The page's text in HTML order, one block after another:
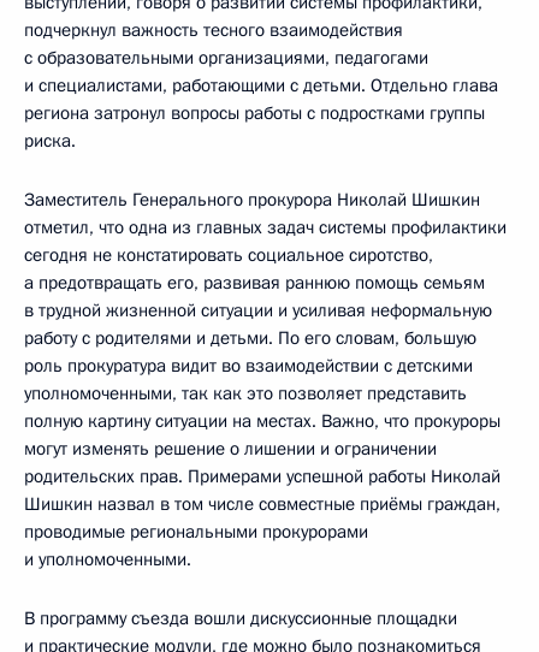
подчеркнул важность тесного взаимодействия
с образовательными организациями, педагогами
и специалистами, работающими с детьми. Отдельно глава
региона затронул вопросы работы с подростками группы
риска.
Заместитель Генерального прокурора Николай Шишкин
отметил, что одна из главных задач системы профилактики
сегодня не констатировать социальное сиротство,
а предотвращать его, развивая раннюю помощь семьям
в трудной жизненной ситуации и усиливая неформальную
работу с родителями и детьми. По его словам, большую
роль прокуратура видит во взаимодействии с детскими
уполномоченными, так как это позволяет представить
полную картину ситуации на местах. Важно, что прокуроры
могут изменять решение о лишении и ограничении
родительских прав. Примерами успешной работы Николай
Шишкин назвал в том числе совместные приёмы граждан,
проводимые региональными прокурорами
и уполномоченными.
В программу съезда вошли дискуссионные площадки
и практические модули, где можно было познакомиться